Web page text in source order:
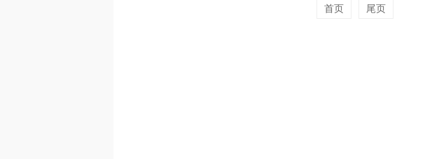
首页 尾页